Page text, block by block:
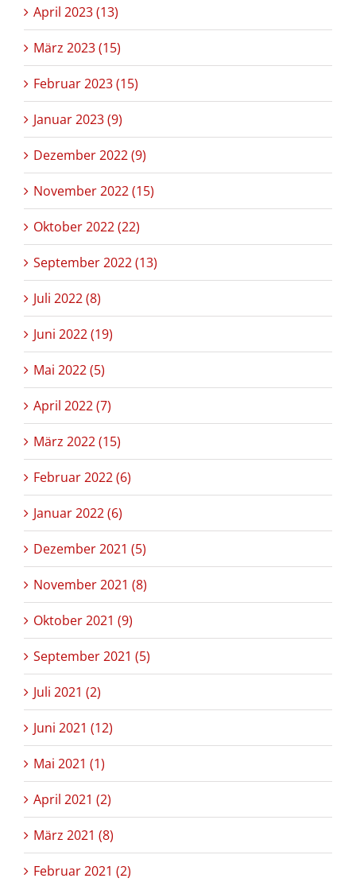
April 2023 (13)
März 2023 (15)
Februar 2023 (15)
Januar 2023 (9)
Dezember 2022 (9)
November 2022 (15)
Oktober 2022 (22)
September 2022 (13)
Juli 2022 (8)
Juni 2022 (19)
Mai 2022 (5)
April 2022 (7)
März 2022 (15)
Februar 2022 (6)
Januar 2022 (6)
Dezember 2021 (5)
November 2021 (8)
Oktober 2021 (9)
September 2021 (5)
Juli 2021 (2)
Juni 2021 (12)
Mai 2021 (1)
April 2021 (2)
März 2021 (8)
Februar 2021 (2)